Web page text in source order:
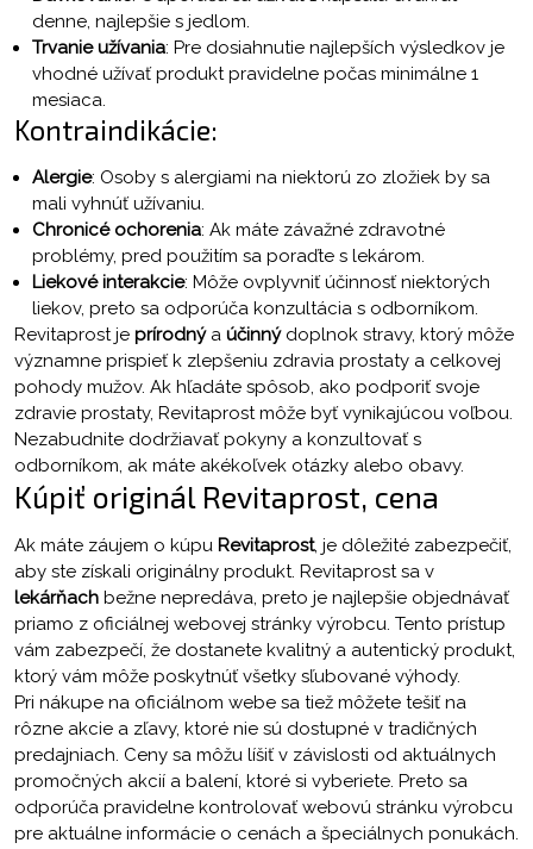
denne, najlepšie s jedlom.
Trvanie užívania: Pre dosiahnutie najlepších výsledkov je
vhodné užívať produkt pravidelne počas minimálne 1
mesiaca.
Kontraindikácie:
Alergie: Osoby s alergiami na niektorú zo zložiek by sa
mali vyhnúť užívaniu.
Chronicé ochorenia: Ak máte závažné zdravotné
problémy, pred použitím sa poraďte s lekárom.
Liekové interakcie: Môže ovplyvniť účinnosť niektorých
liekov, preto sa odporúča konzultácia s odborníkom.
Revitaprost je prírodnýa účinnýdoplnok stravy, ktorý môže
významne prispieť k zlepšeniu zdravia prostaty a celkovej
pohody mužov. Ak hľadáte spôsob, ako podporiť svoje
zdravie prostaty, Revitaprost môže byť vynikajúcou voľbou.
Nezabudnite dodržiavať pokyny a konzultovať s
odborníkom, ak máte akékoľvek otázky alebo obavy.
Kúpiť originál Revitaprost, cena
Ak máte záujem o kúpu Revitaprost, je dôležité zabezpečiť,
aby ste získali originálny produkt. Revitaprost sa v
lekárňach bežne nepredáva, preto je najlepšie objednávať
priamo z oficiálnej webovej stránky výrobcu. Tento prístup
vám zabezpečí, že dostanete kvalitný a autentický produkt,
ktorý vám môže poskytnúť všetky sľubované výhody.
Pri nákupe na oficiálnom webe sa tiež môžete tešiť na
rôzne akcie a zľavy, ktoré nie sú dostupné v tradičných
predajniach. Ceny sa môžu líšiť v závislosti od aktuálnych
promočných akcií a balení, ktoré si vyberiete. Preto sa
odporúča pravidelne kontrolovať webovú stránku výrobcu
pre aktuálne informácie o cenách a špeciálnych ponukách.